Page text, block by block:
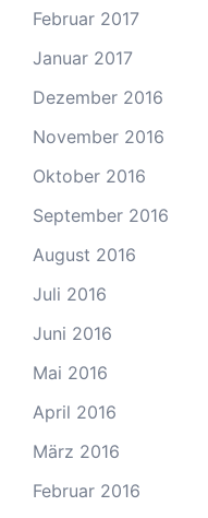
Februar 2017
Januar 2017
Dezember 2016
November 2016
Oktober 2016
September 2016
August 2016
Juli 2016
Juni 2016
Mai 2016
April 2016
März 2016
Februar 2016